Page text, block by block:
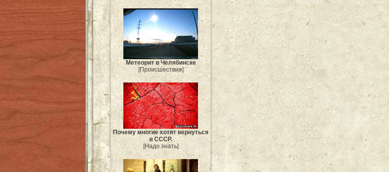
Метеорит в Челябинске
[Происшествия]
Почему многие хотят вернуться
в СССР.
[Надо знать]